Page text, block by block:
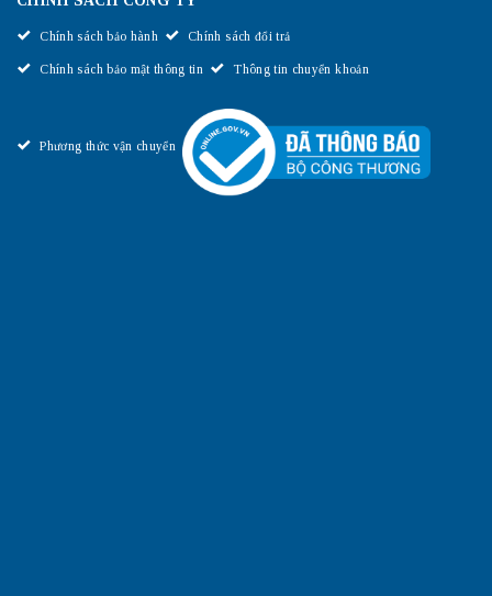
Chính sách bảo hành Chính sách đổi trả
Chính sách bảo mật thông tin Thông tin chuyển khoản
Phương thức vận chuyển